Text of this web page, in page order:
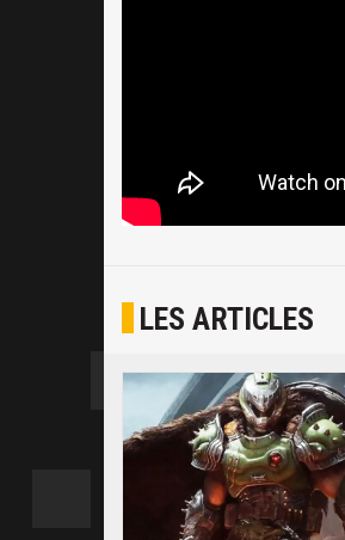
LES ARTICLES